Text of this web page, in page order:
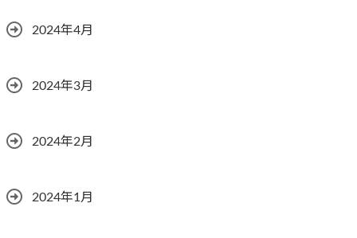
2024年4月
2024年3月
2024年2月
2024年1月